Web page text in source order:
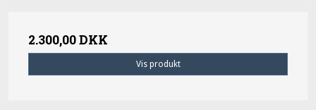
2.300,00 DKK
Vis produkt